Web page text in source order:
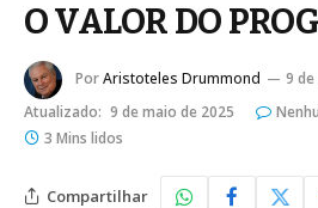
O VALOR DO
PorAristoteles Drummond
9
Atualizado: 9 de maio de 2025
3 Mins lidos
Compartilhar